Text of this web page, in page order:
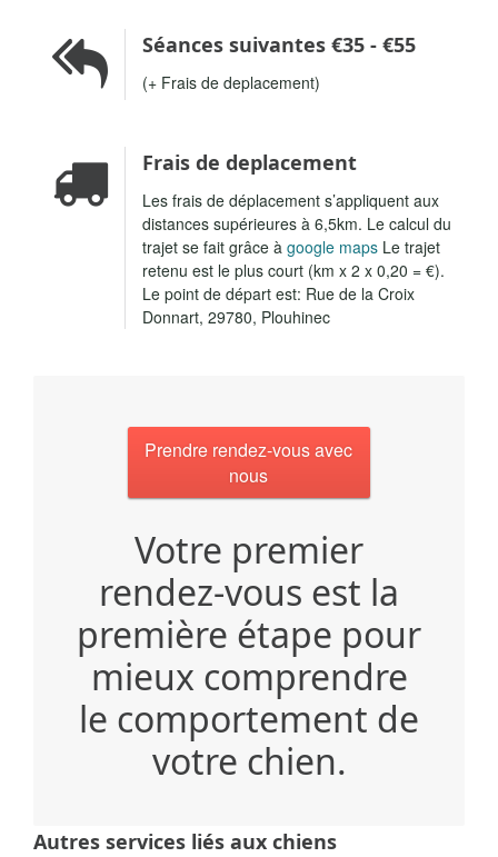
Séances suivantes €35 - €55
(+ Frais de deplacement)
Frais de deplacement
Les frais de déplacement s’appliquent aux
distances supérieures à 6,5km. Le calcul du
trajet se fait grâce à google maps Le trajet
retenu est le plus court (km x 2 x 0,20 = €).
Le point de départ est: Rue de la Croix
Donnart, 29780, Plouhinec
Prendre rendez-vous avec
nous
Votre premier
rendez-vous est la
première étape pour
mieux comprendre
le comportement de
votre chien.
Autres services liés aux chiens